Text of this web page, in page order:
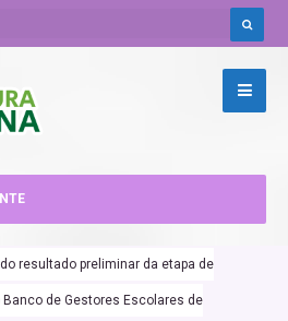
resultado preliminar da etapa de
de Gestores Escolares de